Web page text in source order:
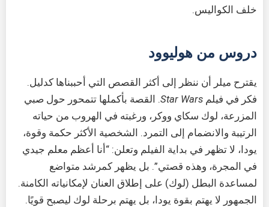
خلف الكواليس.
دروس من هوليوود
يقترح ميلر أن ننظر إلى أكثر القصص التي أحببناها كدليل.
فكر في فيلم Star Wars. القصة بأكملها تتمحور حول صبي
المزرعة، لوك سكاي ووكر، ورغبته في الهروب من حياته
الرتيبة والانضمام إلى التمرد. الشخصية الأكثر حكمة وقوة،
يودا، لا تظهر في بداية الفيلم وتعلن: “أنا أعظم معلم جيدي
في المجرة، وهذه قصتي”. بل يظهر كمرشد متواضع
لمساعدة البطل (لوك) على إطلاق العنان لإمكانياته الكامنة.
الجمهور لا يهتم بقوة يودا، بل يهتم برحلة لوك ليصبح قويًا.